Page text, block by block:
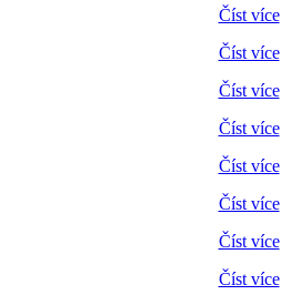
Číst více
Číst více
Číst více
Číst více
Číst více
Číst více
Číst více
Číst více